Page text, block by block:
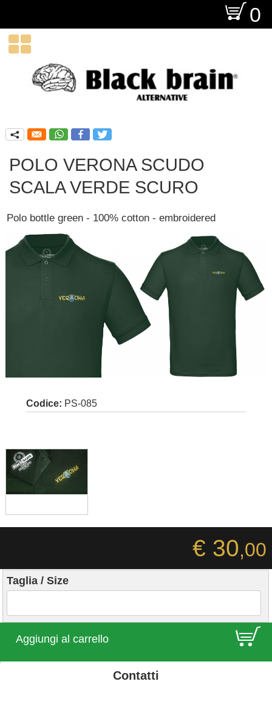
O 0

q
POLO VERONA SCUDO
SCALA VERDE SCURO
Polo bottle green - 100% cotton - embroidered
Codice: PS-085
€ 30,00
Taglia / Size
Aggiungi al carrello E
Contatti